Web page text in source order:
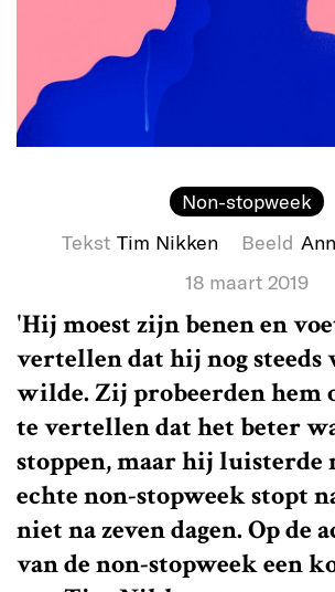
Non-stopweek
Tekst Tim Nikken Beeld
18 maart 2019
'Hij moest zijn benen en
vertellen dat hij nog
wilde. Zij probeerden hem
te vertellen dat het beter
stoppen, maar hij luisterde
echte non-stopweek stopt
niet na zeven dagen. Op de
van de non-stopweek een